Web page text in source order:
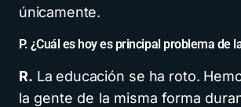
únicamente.
P. ¿Cuál es hoy es principal problema de
R. La educación se ha roto.
la gente de la misma forma